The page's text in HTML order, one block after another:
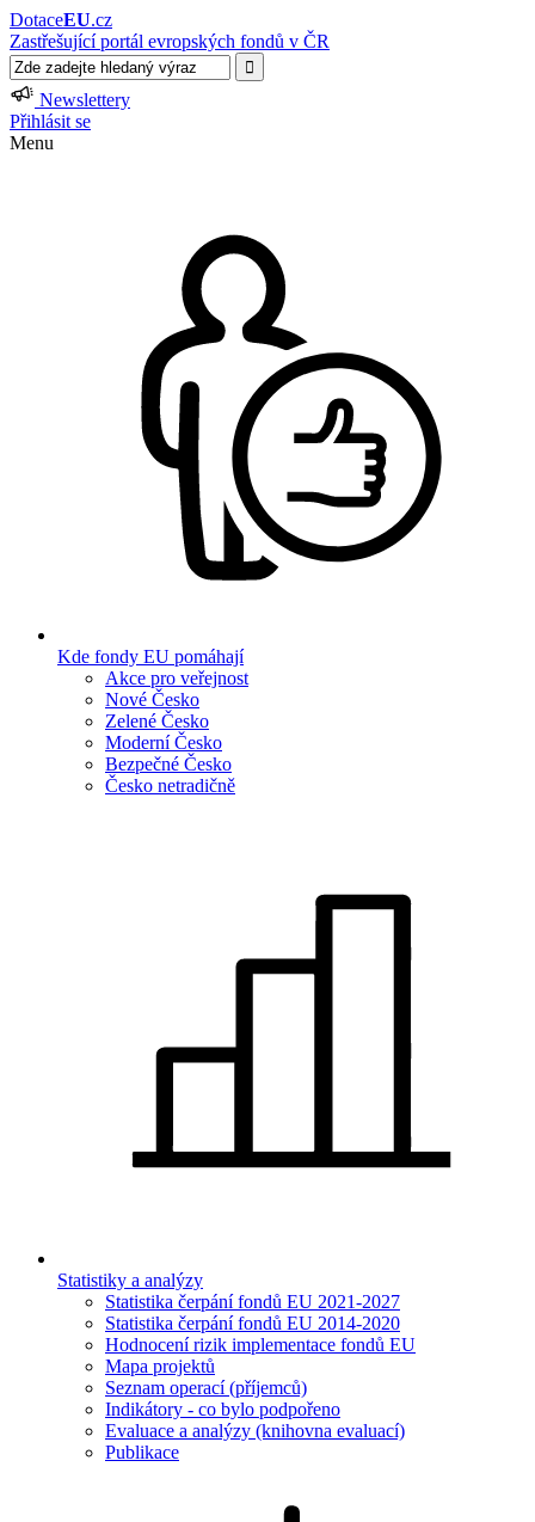
DotaceEU.cz
Zastřešující portál evropských fondů v ČR
Newslettery
Přihlásit se
Menu
Kde fondy EU pomáhají
Akce pro veřejnost
Nové Česko
Zelené Česko
Moderní Česko
Bezpečné Česko
Česko netradičně
Statistiky a analýzy
Statistika čerpání fondů EU 2021-2027
Statistika čerpání fondů EU 2014-2020
Hodnocení rizik implementace fondů EU
Mapa projektů
Seznam operací (příjemců)
Indikátory - co bylo podpořeno
Evaluace a analýzy (knihovna evaluací)
Publikace